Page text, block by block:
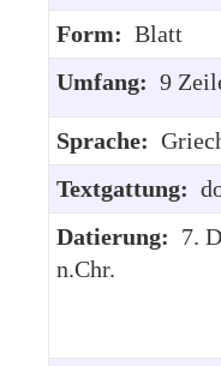
Form: Blatt
Umfang: 9
Sprache:
Textgattung:
Datierung: 7.
n.Chr.